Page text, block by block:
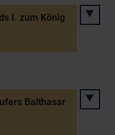
I. zum König
Balthasar